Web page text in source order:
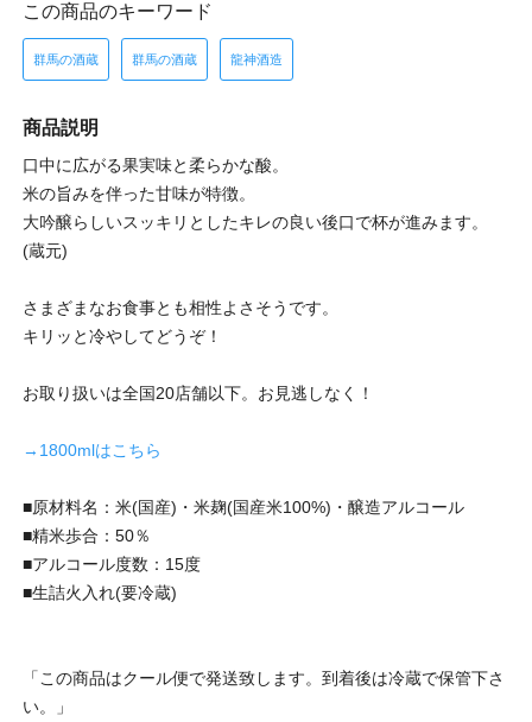
この商品のキーワード
群馬の酒蔵 群馬の酒蔵 龍神酒造
商品説明
口中に広がる果実味と柔らかな酸。
米の旨みを伴った甘味が特徴。
大吟醸らしいスッキリとしたキレの良い後口で杯が進みます。
(蔵元)
さまざまなお食事とも相性よさそうです。
キリッと冷やしてどうぞ！
お取り扱いは全国20店舗以下。お見逃しなく！
→1800mlはこちら
■原材料名：米(国産)・米麹(国産米100%)・醸造アルコール
■精米歩合：50％
■アルコール度数：15度
■生詰火入れ(要冷蔵)
「この商品はクール便で発送致します。到着後は冷蔵で保管下さ
い。」